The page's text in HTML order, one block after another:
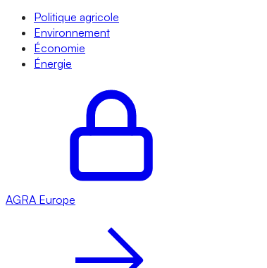
Politique agricole
Environnement
Économie
Énergie
AGRA Europe